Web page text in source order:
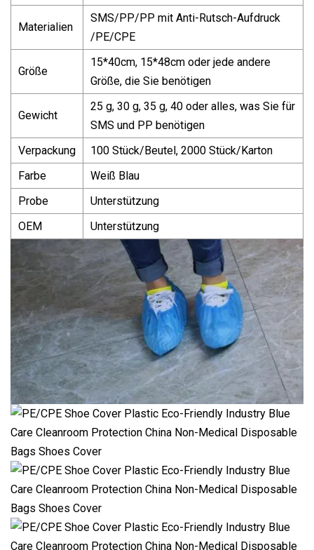
Materialien
SMS/PP/PP mit Anti-Rutsch-Aufdruck
/PE/CPE
Größe
15*40cm, 15*48cm oder jede andere
Größe, die Sie benötigen
Gewicht
25 g, 30 g, 35 g, 40 oder alles, was Sie für
SMS und PP benötigen
Verpackung
100 Stück/Beutel, 2000 Stück/Karton
Farbe
Weiß Blau
Probe
Unterstützung
OEM
Unterstützung